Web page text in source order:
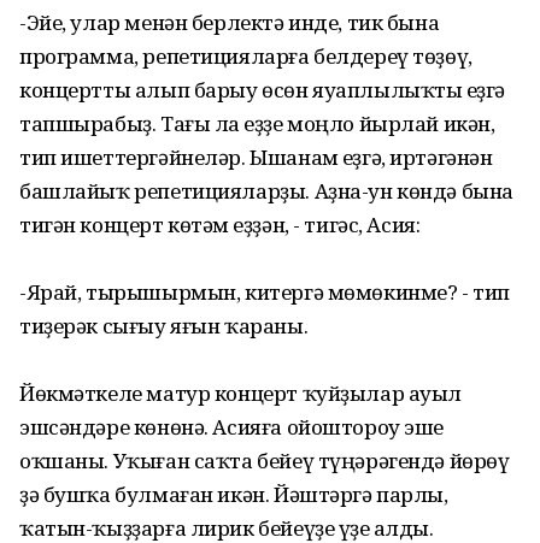
-Эйе, улар менән берлектә инде, тик бына
программа, репетицияларға белдереү төҙөү,
концертты алып барыу өсөн яуаплылыҡты һеҙгә
тапшырабыҙ. Тағы ла һеҙҙе моңло йырлай икән,
тип ишеттергәйнеләр. Ышанам һеҙгә, иртәгәнән
башлайыҡ репетицияларҙы. Аҙна-ун көндә бына
тигән концерт көтәм һеҙҙән, - тигәс, Асия:
-Ярай, тырышырмын, китергә мөмөкинме? - тип
тиҙерәк сығыу яғын ҡараны.
Йөкмәткеле матур концерт ҡуйҙылар ауыл
эшсәндәре көнөнә. Асияға ойоштороу эше
оҡшаны. Уҡыған саҡта бейеү түңәрәгендә йөрөү
ҙә бушҡа булмаған икән. Йәштәргә парлы,
ҡатын-ҡыҙҙарға лирик бейеүҙе үҙе һалды.